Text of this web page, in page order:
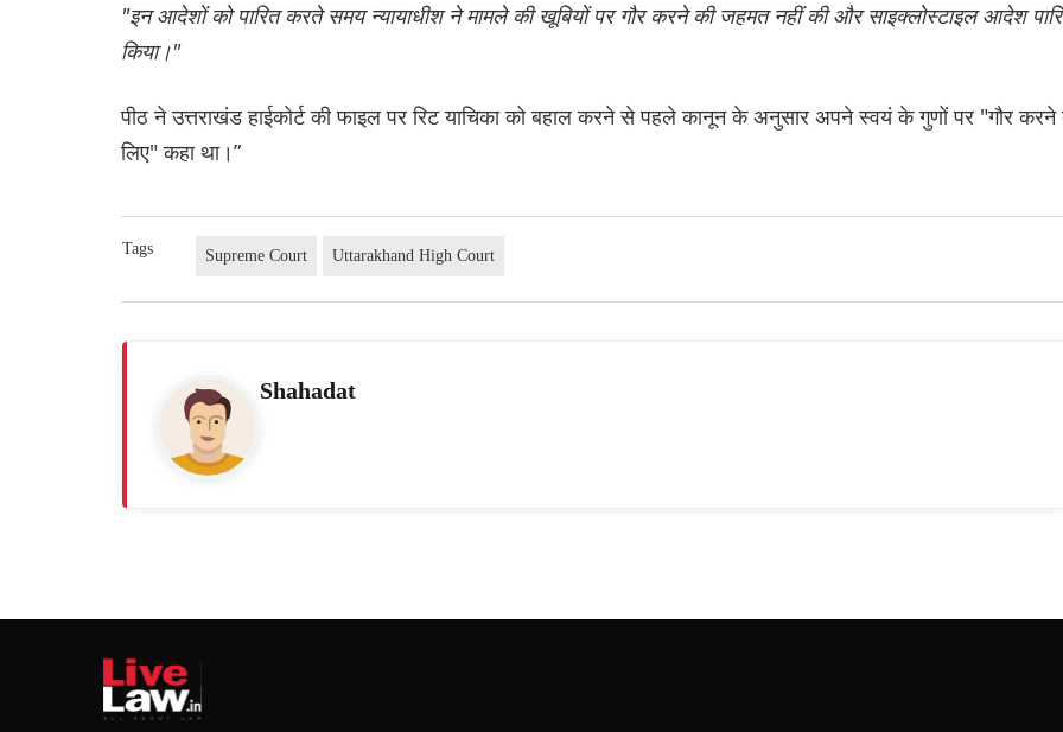
"इन आदेशों को पारित करते समय न्यायाधीश ने मामले की खूबियों पर गौर करने की जहमत नहीं की और साइक्लोस्टाइल आदेश
किया।"
पीठ ने उत्तराखंड हाईकोर्ट की फाइल पर रिट याचिका को बहाल करने से पहले कानून के अनुसार अपने स्वयं के गुणों पर "गौर
लिए" कहा था।”
Tags Supreme Court Uttarakhand High Court
Shahadat